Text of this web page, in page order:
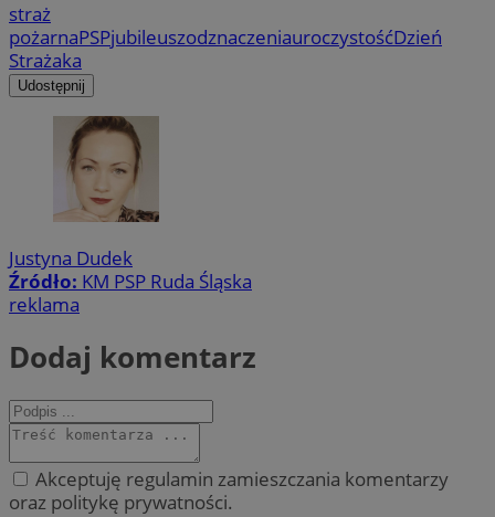
straż
pożarnaPSPjubileuszodznaczeniauroczystośćDzień
Strażaka
Udostępnij
Justyna Dudek
Źródło: KM PSP Ruda Śląska
reklama
Dodaj komentarz
Akceptuję regulamin zamieszczania komentarzy
oraz politykę prywatności.